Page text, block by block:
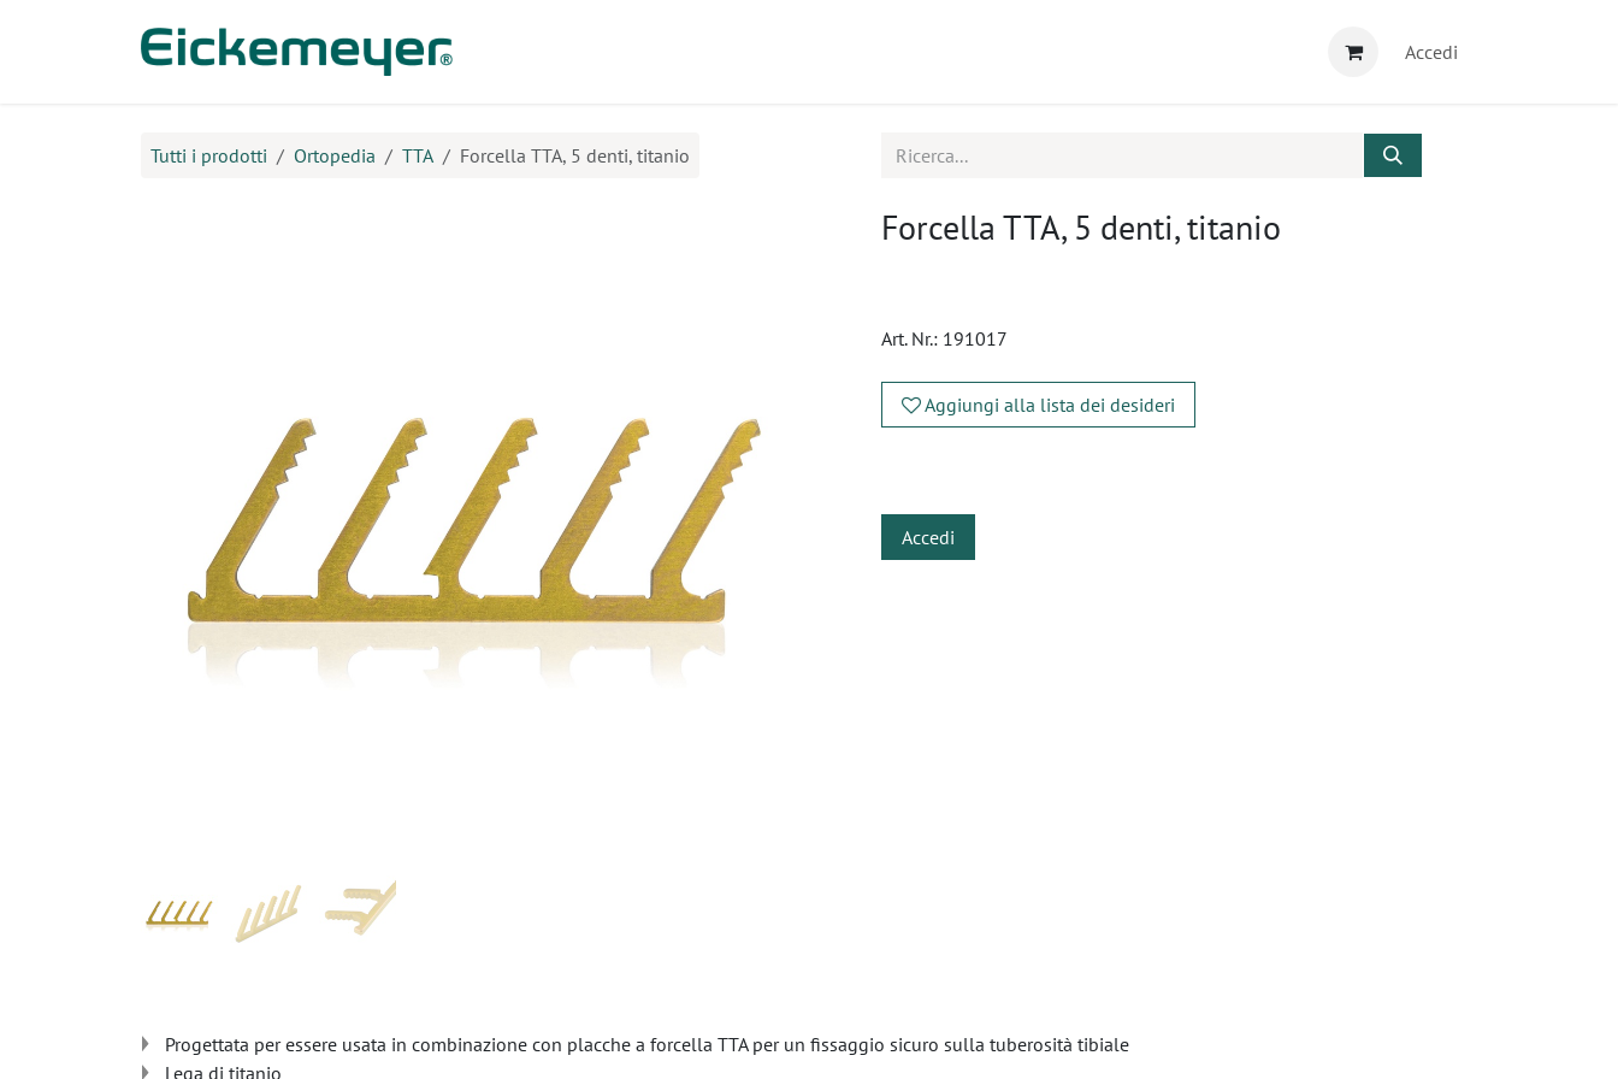
Accedi
Tutti i prodotti Ortopedia TTA Forcella TTA, 5 denti, titanio
Forcella TTA, 5 denti, titanio
Art. Nr.: 191017
Aggiungi alla lista dei desideri
Accedi
Progettata per essere usata in combinazione con placche a forcella TTA per un fissaggio sicuro sulla tuberosità tibiale
Lega di titanio